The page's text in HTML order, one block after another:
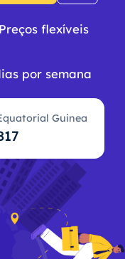
Preços flexíveis
por semana
Guinea